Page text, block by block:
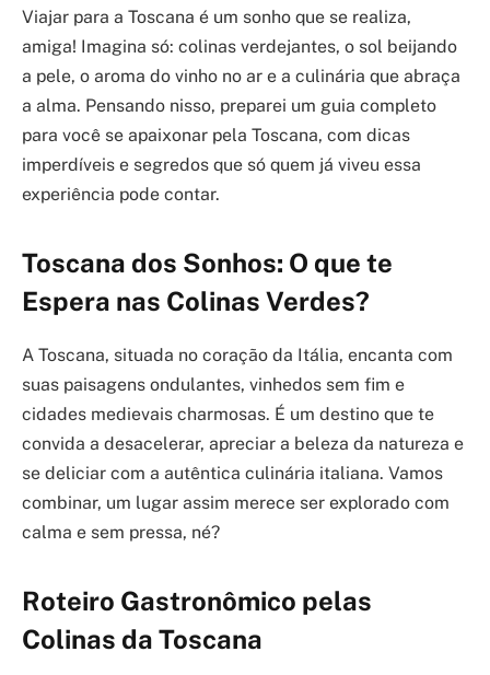
Viajar para a Toscana é um sonho que se realiza,
amiga! Imagina só: colinas verdejantes, o sol beijando
a pele, o aroma do vinho no ar e a culinária que abraça
a alma. Pensando nisso, preparei um guia completo
para você se apaixonar pela Toscana, com dicas
imperdíveis e segredos que só quem já viveu essa
experiência pode contar.
Toscana dos Sonhos: O que te
Espera nas Colinas Verdes?
A Toscana, situada no coração da Itália, encanta com
suas paisagens ondulantes, vinhedos sem fim e
cidades medievais charmosas. É um destino que te
convida a desacelerar, apreciar a beleza da natureza e
se deliciar com a autêntica culinária italiana. Vamos
combinar, um lugar assim merece ser explorado com
calma e sem pressa, né?
Roteiro Gastronômico pelas
Colinas da Toscana